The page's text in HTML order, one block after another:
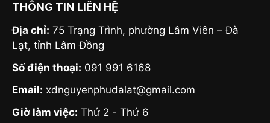
THÔNG TIN LIÊN HỆ
Địa chỉ: 75 Trạng Trình, phường Lâm Viên – Đà
Lạt, tỉnh Lâm Đồng
Số điện thoại: 091 991 6168
Email: xdnguyenphudalat@gmail.com
Giờ làm việc: Thứ 2 - Thứ 6